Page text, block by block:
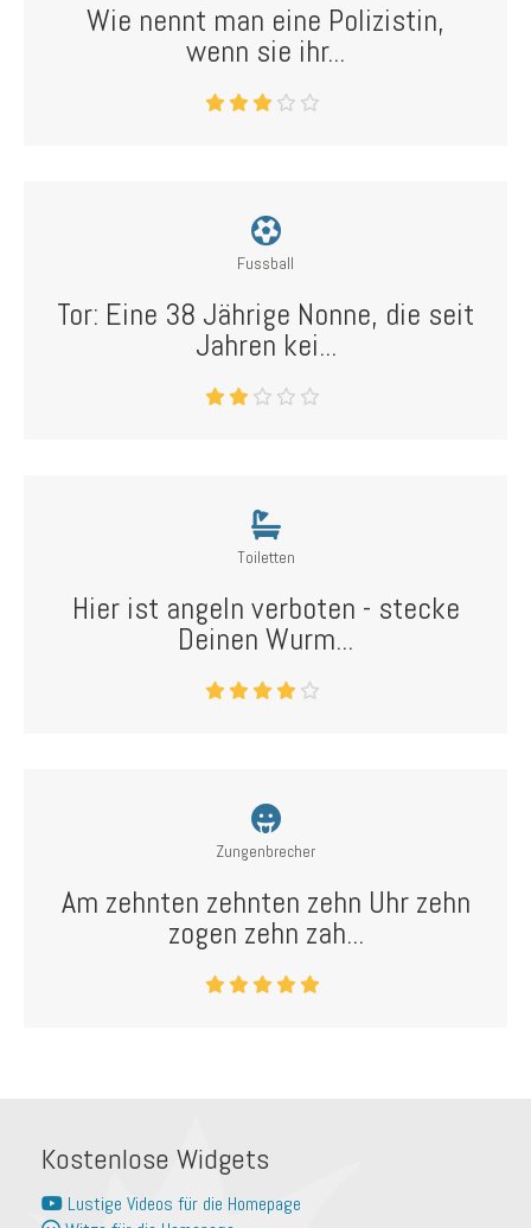
Wie nennt man eine Polizistin,
wenn sie ihr...
Fussball
Tor: Eine 38 Jährige Nonne, die seit
Jahren kei...
Toiletten
Hier ist angeln verboten - stecke
Deinen Wurm...
Zungenbrecher
Am zehnten zehnten zehn Uhr zehn
zogen zehn zah...
Kostenlose Widgets
Lustige Videos für die Homepage